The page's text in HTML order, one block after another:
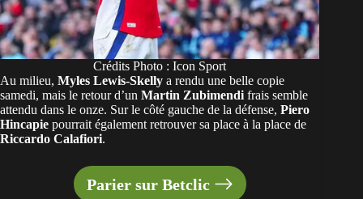
Crédits Photo : Icon Sport
Au milieu, Myles Lewis-Skelly a rendu une belle copie
samedi, mais le retour d’un Martin Zubimendi frais semble
attendu dans le onze. Sur le côté gauche de la défense, Piero
Hincapie pourrait également retrouver sa place à la place de
Riccardo Calafiori.
Parier sur Betclic